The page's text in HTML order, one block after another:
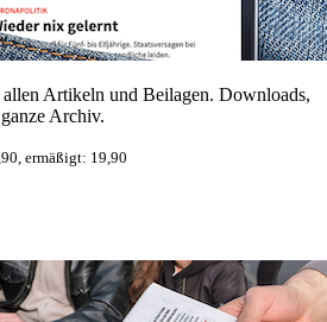
Artikeln und Beilagen. Downloads,
Archiv.
ermäßigt: 19,90